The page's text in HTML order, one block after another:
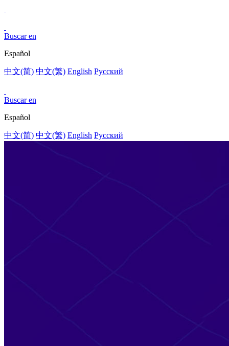
Buscar en
Español
中文(简) 中文(繁) English Pусский
Buscar en
Español
中文(简) 中文(繁) English Pусский